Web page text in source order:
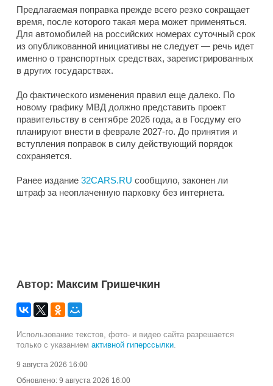
Предлагаемая поправка прежде всего резко сокращает
время, после которого такая мера может применяться.
Для автомобилей на российских номерах суточный срок
из опубликованной инициативы не следует — речь идет
именно о транспортных средствах, зарегистрированных
в других государствах.
До фактического изменения правил еще далеко. По
новому графику МВД должно представить проект
правительству в сентябре 2026 года, а в Госдуму его
планируют внести в феврале 2027-го. До принятия и
вступления поправок в силу действующий порядок
сохраняется.
Ранее издание 32CARS.RU сообщило, законен ли
штраф за неоплаченную парковку без интернета.
Автор: Максим Гришечкин
Использование текстов, фото- и видео сайта разрешается
только с указанием активной гиперссылки
9 августа 2026 16:00
Обновлено: 9 августа 2026 16:00